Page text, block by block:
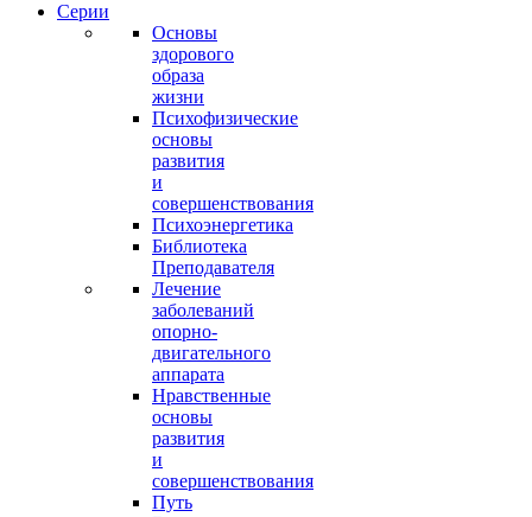
Серии
Основы
здорового
образа
жизни
Психофизические
основы
развития
и
совершенствования
Психоэнергетика
Библиотека
Преподавателя
Лечение
заболеваний
опорно-
двигательного
аппарата
Нравственные
основы
развития
и
совершенствования
Путь